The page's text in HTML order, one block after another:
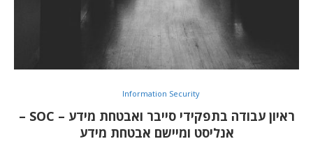
Information Security
ראיון עבודה בתפקידי סייבר ואבטחת מידע – SOC –
אנליסט ומיישם אבטחת מידע